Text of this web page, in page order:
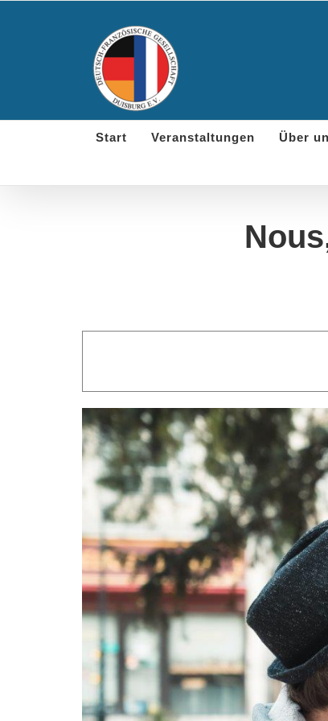
Start Veranstaltungen Über